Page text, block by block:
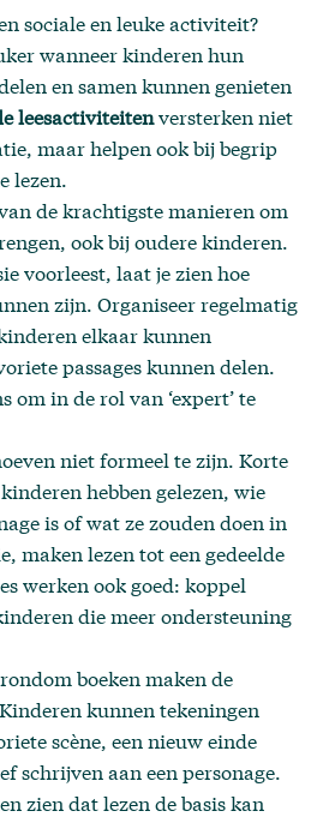
sociale en leuke activiteit?
wanneer kinderen hun
en samen kunnen genieten
leesactiviteitenversterken niet
maar helpen ook bij begrip
lezen.
de krachtigste manieren om
ook bij oudere kinderen.
voorleest, laat je zien hoe
zijn. Organiseer regelmatig
elkaar kunnen
passages kunnen delen.
om in de rol van ‘expert’ te
niet formeel te zijn. Korte
hebben gelezen, wie
is of wat ze zouden doen in
maken lezen tot een gedeelde
werken ook goed: koppel
die meer ondersteuning
boeken maken de
kunnen tekeningen
scène, een nieuw einde
schrijven aan een personage.
zien dat lezen de basis kan